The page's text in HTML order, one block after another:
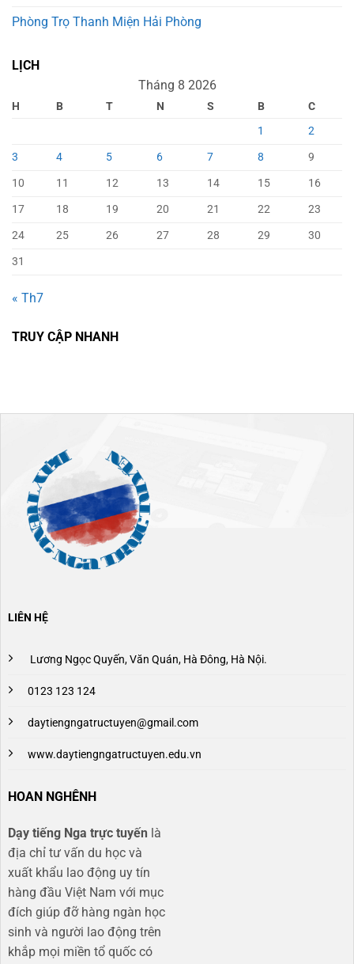
Phòng Trọ Thanh Miện Hải Phòng
LỊCH
Tháng 8 2026
H B T N S B
C
1
2
3
4 5 6 7 8
9
10
11 12 13 14 15
16
17
18 19 20 21 22
23
24
25 26 27 28 29
30
31
« Th7
TRUY CẬP NHANH
LIÊN HỆ
Lương Ngọc Quyến, Văn Quán, Hà Đông, Hà Nội.
0123 123 124
daytiengngatructuyen@gmail.com
www.daytiengngatructuyen.edu.vn
HOAN NGHÊNH
Dạy tiếng Nga trực tuyến là
địa chỉ tư vấn du học và
xuất khẩu lao động uy tín
hàng đầu Việt Nam với mục
đích giúp đỡ hàng ngàn học
sinh và người lao động trên
khắp mọi miền tổ quốc có